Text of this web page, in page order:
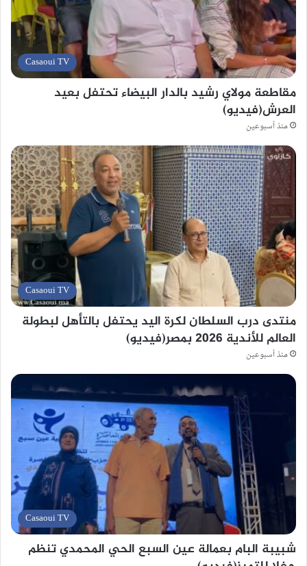
Casaoui TV
مقاطعة مولاي رشيد بالدار البيضاء تحتفل بعيد
العرش(فيديو)
منذ أسبوعين
Casaoui TV
منتدى درب السلطان لكرة اليد يحتفل بالتأهل لبطولة
العالم للأندية 2026 بمصر(فيديو)
منذ أسبوعين
Casaoui TV
شبيبة البام بعمالة عين السبع الحي المحمدي تنظم